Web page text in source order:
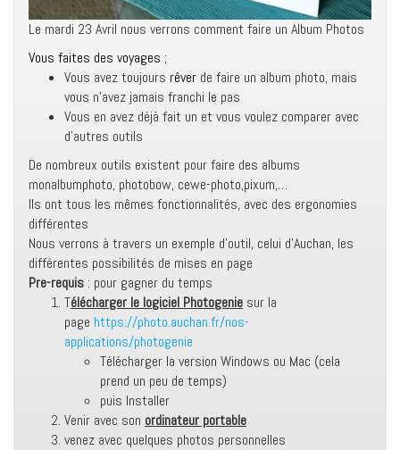
Le mardi 23 Avril nous verrons comment faire un Album Photos
Vous faites des voyages ;
Vous avez toujours rêver de faire un album photo, mais
vous n’avez jamais franchi le pas
Vous en avez déjà fait un et vous voulez comparer avec
d’autres outils
De nombreux outils existent pour faire des albums
monalbumphoto, photobow, cewe-photo,pixum,…
Ils ont tous les mêmes fonctionnalités, avec des ergonomies
différentes
Nous verrons à travers un exemple d’outil, celui d’Auchan, les
différentes possibilités de mises en page
Pre-requis : pour gagner du temps
Télécharger le logiciel Photogenie sur la
page https://photo.auchan.fr/nos-
applications/photogenie
Télécharger la version Windows ou Mac (cela
prend un peu de temps)
puis Installer
Venir avec son ordinateur portable
venez avec quelques photos personnelles